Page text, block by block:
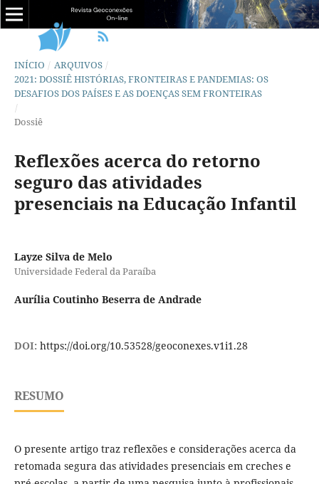
INÍCIO / ARQUIVOS /
2021: DOSSIÊ HISTÓRIAS, FRONTEIRAS E PANDEMIAS: OS
DESAFIOS DOS PAÍSES E AS DOENÇAS SEM FRONTEIRAS
/
Dossiê
Reflexões acerca do retorno
seguro das atividades
presenciais na Educação Infantil
Layze Silva de Melo
Universidade Federal da Paraíba
Aurília Coutinho Beserra de Andrade
DOI: https://doi.org/10.53528/geoconexes.v1i1.28
RESUMO
O presente artigo traz reflexões e considerações acerca da
retomada segura das atividades presenciais em creches e